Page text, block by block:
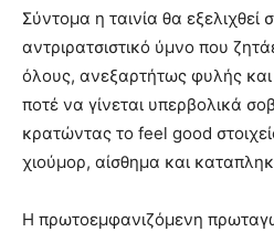
Σύντομα η ταινία θα εξελιχθεί
αντριρατσιστικό ύμνο που
όλους, ανεξαρτήτως φυλής
ποτέ να γίνεται υπερβολικά
κρατώντας το feel good
χιούμορ, αίσθημα και
Η πρωτοεμφανιζόμενη